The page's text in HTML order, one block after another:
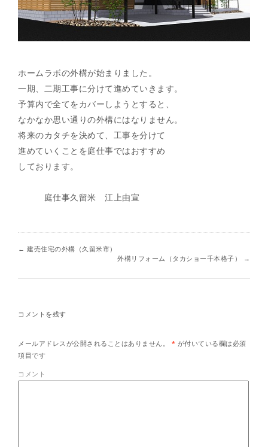
ホームラボの外構が始まりました。
一期、二期工事に分けて進めていきます。
予算内で全てをカバーしようとすると、
なかなか思い通りの外構にはなりません。
将来のカタチを決めて、工事を分けて
進めていくことを庭仕事ではおすすめ
しております。
庭仕事久留米 江上由宣
← 建売住宅の外構（久留米市）
外構リフォーム（タカショー千本格子）
→
コメントを残す
メールアドレスが公開されることはありません。 * が付いている欄は必須
項目です
コメント